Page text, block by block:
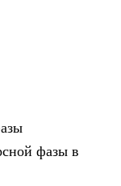
фазы в